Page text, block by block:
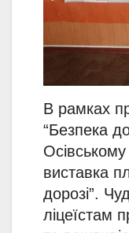
В рамках
“Безпека
Осівському
виставка
дорозі”.
ліцеїстам